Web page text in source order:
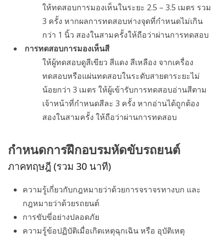
ให้ทดสอบการมองเห็นในระยะ 2.5 – 3.5 เมตร รวม
3 ครั้ง หากผลการทดสอบห่างจุดที่กำหนดไม่เกิน
กว่า 1 นิ้ว สองในสามครั้งให้ถือว่าผ่านการทดสอบ
การทดสอบการมองเห็นสี
ให้ผู้ทดสอบดูสีเขียว สีแดง สีเหลือง จากเครื่อง
ทดสอบหรือแผ่นทดสอบในระดับสายตาระยะไม่
น้อยกว่า 3 เมตร ให้ผู้เข้ารับการทดสอบอ่านสีตาม
เจ้าหน้าที่กำหนดสีละ 3 ครั้ง หากอ่านได้ถูกต้อง
สองในสามครั้ง ให้ถือว่าผ่านการทดสอบ
กำหนดการฝึกอบรมหัดขับรถยนต์
ภาคทฤษฎี (รวม 30 นาที)
ความรู้เกี่ยวกับกฎหมายว่าด้วยการจราจรทางบก และ
กฎหมายว่าด้วยรถยนต์
การขับขี่อย่างปลอดภัย
ความรู้ข้อปฏิบัติเมื่อเกิดเหตุฉุกเฉิน หรือ อุบัติเหตุ